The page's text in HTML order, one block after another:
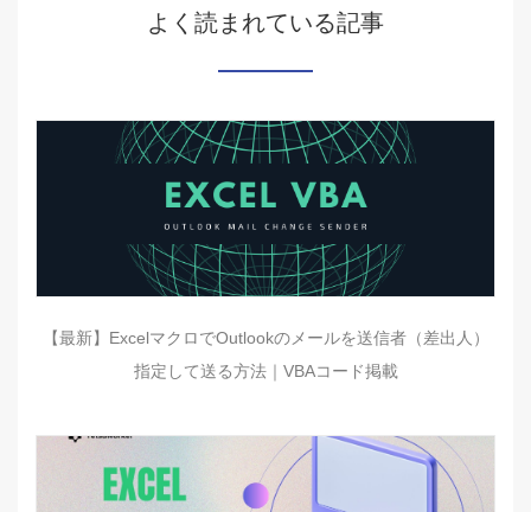
よく読まれている記事
【最新】ExcelマクロでOutlookのメールを送信者（差出人）
指定して送る方法｜VBAコード掲載